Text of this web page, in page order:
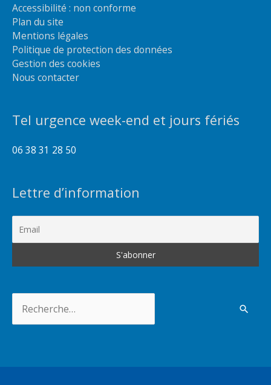
Accessibilité : non conforme
Plan du site
Mentions légales
Politique de protection des données
Gestion des cookies
Nous contacter
Tel urgence week-end et jours fériés
06 38 31 28 50
Lettre d’information